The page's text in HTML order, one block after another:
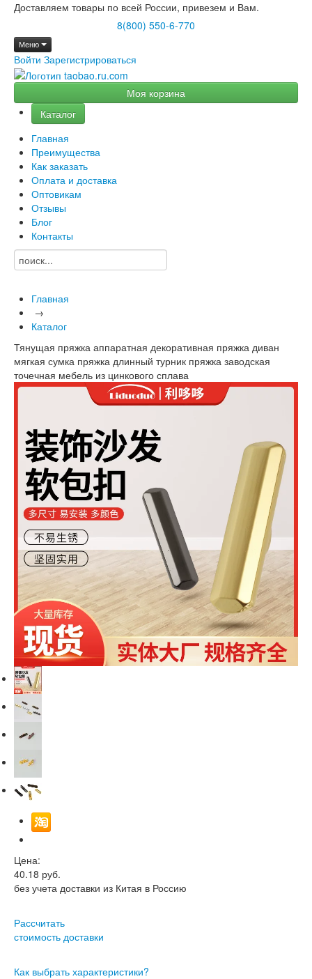
Доставляем товары по всей России, привезем и Вам.
8(800) 550-6-770
Меню
Войти Зарегистрироваться
Моя корзина
Каталог
Главная
Преимущества
Как заказать
Оплата и доставка
Оптовикам
Отзывы
Блог
Контакты
Главная
→
Каталог
Тянущая пряжка аппаратная декоративная пряжка диван
мягкая сумка пряжка длинный турник пряжка заводская
точечная мебель из цинкового сплава
Цена:
40.18 руб.
без учета доставки из Китая в Россию
Рассчитать
стоимость доставки
Как выбрать характеристики?